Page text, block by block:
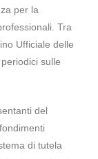
per la
Tra
Ufficiale delle
sulle
del
di tutela